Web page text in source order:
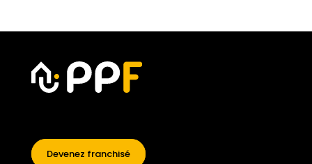
Devenez franchisé